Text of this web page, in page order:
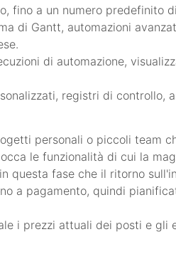
fino a un numero predefinito
di Gantt, automazioni
di automazione,
registri di controllo,
personali o piccoli team
le funzionalità di cui la
questa fase che il ritorno
a pagamento, quindi
i prezzi attuali dei posti e gli